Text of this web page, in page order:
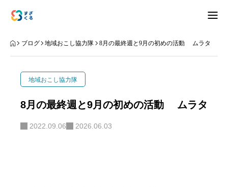
アバウト
ブログ 地域おこし協力隊 8月の最終週と9月の初めの活動 ムラタ
地域おこし協力隊
8月の最終週と9月の初めの活動 ムラタ
2022.09.06 2026.06.03